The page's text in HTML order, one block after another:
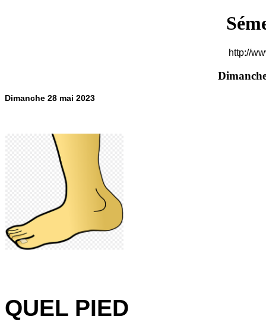
http://
Dimanche 28 mai 2023
QUEL PIED